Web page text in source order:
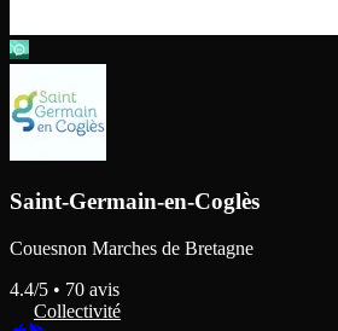
Saint-Germain-en-Coglès
Couesnon Marches de Bretagne
4.4/5 • 70 avis
Collectivité